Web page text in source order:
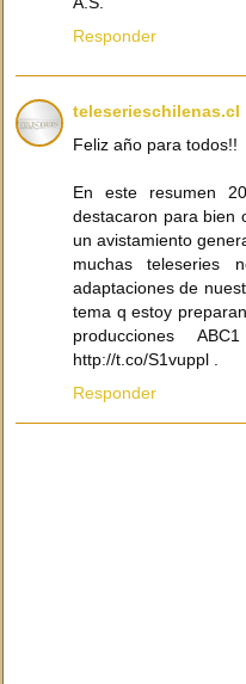
Responder
teleserieschilenas.cl
Feliz año para todos!!
En este resumen
destacaron para bien
un avistamiento
muchas teleseries
adaptaciones de
tema q estoy
producciones
http://t.co/S1vuppl .
Responder